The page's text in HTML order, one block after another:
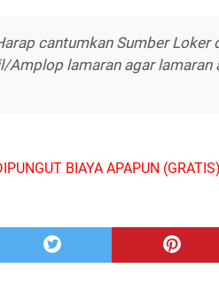
cantumkan Sumber Loker
Amplop lamaran agar
BIAYA APAPUN